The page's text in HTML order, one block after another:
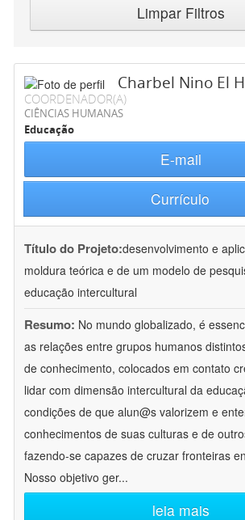
Limpar Filtros
Charbel Nino El
COORDENADOR(A)
CIÊNCIAS HUMANAS
Educação
E-mail
Currículo
Título do Projeto:desenvolvimento e
moldura teórica e de um modelo de
educação intercultural
Resumo: No mundo globalizado, é
as relações entre grupos humanos
de conhecimento, colocados em contato
lidar com dimensão intercultural da
condições de que alun@s valorizem e
conhecimentos de suas culturas e de
fazendo-se capazes de cruzar fronteiras
Nosso objetivo ger...
leia mais